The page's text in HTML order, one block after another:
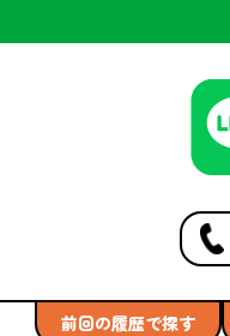
前回の履歴で探す